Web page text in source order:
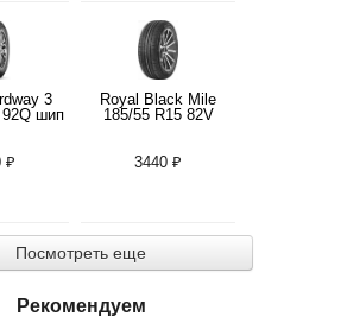
3
92Q шип
₽
Royal Black Mile
185/55 R15 82V
3440 ₽
Посмотреть еще
Рекомендуем